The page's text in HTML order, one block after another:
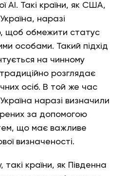
АІ. Такі країни, як США,
наразі
щоб обмежити статус
особами. Такий підхід
на чинному
розглядає
осіб. В той же час
наразі визначили
за допомогою
що має важливе
визначеності.
країни, як Південна